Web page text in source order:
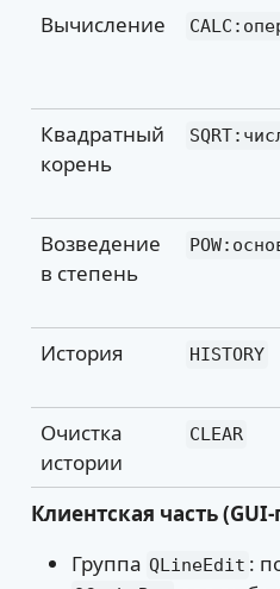
Вычисление
Квадратный
корень
Возведение
в степень
История HISTORY
Очистка
истории
CLEAR
Клиентская часть
Группа QLineEdit :